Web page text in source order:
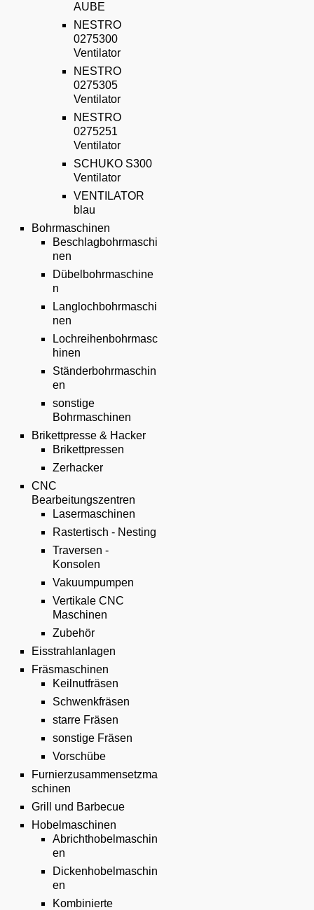
AUBE
NESTRO
0275300
Ventilator
NESTRO
0275305
Ventilator
NESTRO
0275251
Ventilator
SCHUKO S300
Ventilator
VENTILATOR
blau
Bohrmaschinen
Beschlagbohrmaschi
nen
Dübelbohrmaschine
n
Langlochbohrmaschi
nen
Lochreihenbohrmasc
hinen
Ständerbohrmaschin
en
sonstige
Bohrmaschinen
Brikettpresse & Hacker
Brikettpressen
Zerhacker
CNC
Bearbeitungszentren
Lasermaschinen
Rastertisch - Nesting
Traversen -
Konsolen
Vakuumpumpen
Vertikale CNC
Maschinen
Zubehör
Eisstrahlanlagen
Fräsmaschinen
Keilnutfräsen
Schwenkfräsen
starre Fräsen
sonstige Fräsen
Vorschübe
Furnierzusammensetzma
schinen
Grill und Barbecue
Hobelmaschinen
Abrichthobelmaschin
en
Dickenhobelmaschin
en
Kombinierte